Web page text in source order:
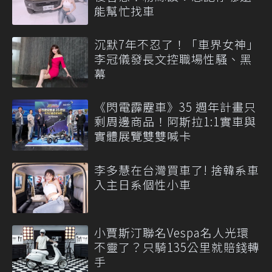
能幫忙找車
沉默7年不忍了！「車界女神」
李冠儀發長文控職場性騷、黑
幕
《閃電霹靂車》35 週年計畫只
剩周邊商品！阿斯拉1:1實車與
實體展覽雙雙喊卡
李多慧在台灣買車了! 捨韓系車
入主日系個性小車
小賈斯汀聯名Vespa名人光環
不靈了？只騎135公里就賠錢轉
手